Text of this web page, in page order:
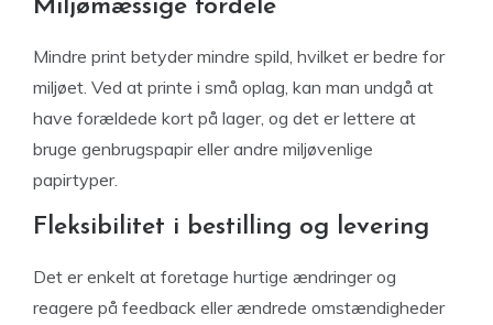
Miljømæssige fordele
Mindre print betyder mindre spild, hvilket er bedre for
miljøet. Ved at printe i små oplag, kan man undgå at
have forældede kort på lager, og det er lettere at
bruge genbrugspapir eller andre miljøvenlige
papirtyper.
Fleksibilitet i bestilling og levering
Det er enkelt at foretage hurtige ændringer og
reagere på feedback eller ændrede omstændigheder